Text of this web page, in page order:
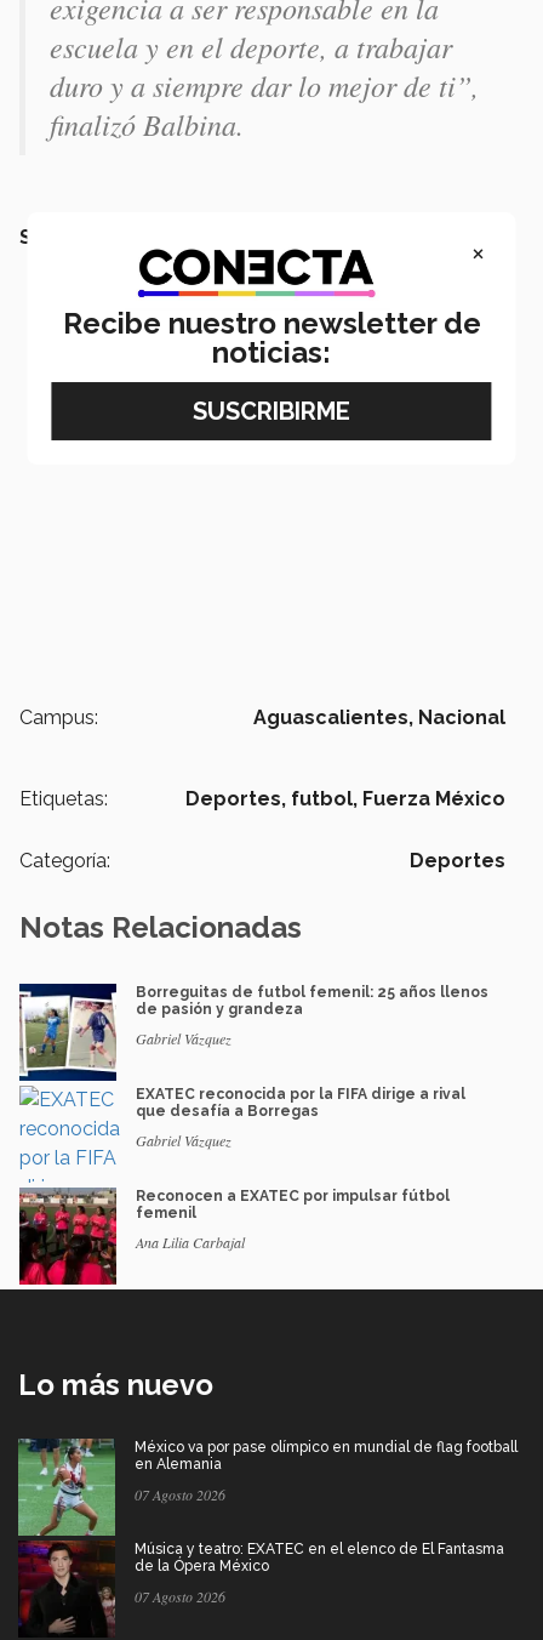
escuela y en el deporte, a trabajar
duro y a siempre dar lo mejor de ti”,
finalizó Balbina.
SEGURO QUERRÁS LEER TAMBIÉN:
Campus: Aguascalientes, Nacional
Etiquetas: Deportes, futbol, Fuerza México
Categoría: Deportes
Notas Relacionadas
Borreguitas de futbol femenil: 25 años llenos
de pasión y grandeza
Gabriel Vázquez
EXATEC reconocida por la FIFA dirige a rival
que desafía a Borregas
Gabriel Vázquez
Reconocen a EXATEC por impulsar fútbol
femenil
Ana Lilia Carbajal
Lo más nuevo
México va por pase olímpico en mundial de flag football
en Alemania
07 Agosto 2026
Música y teatro: EXATEC en el elenco de El Fantasma
de la Ópera México
07 Agosto 2026
×
Recibe nuestro newsletter de
noticias: